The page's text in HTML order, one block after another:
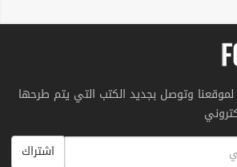
لموقعنا وتوصل بجديد الكتب التي يتم طرحها
اشتراك